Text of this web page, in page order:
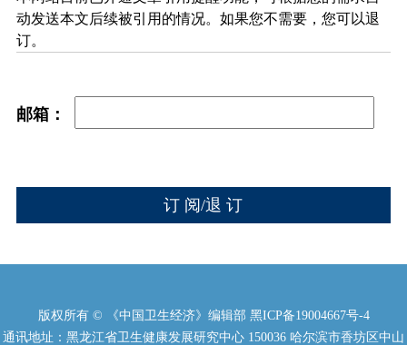
动发送本文后续被引用的情况。如果您不需要，您可以退
订。
邮箱：
版权所有 © 《中国卫生经济》编辑部 黑ICP备19004667号-4
通讯地址：黑龙江省卫生健康发展研究中心 150036 哈尔滨市香坊区中山